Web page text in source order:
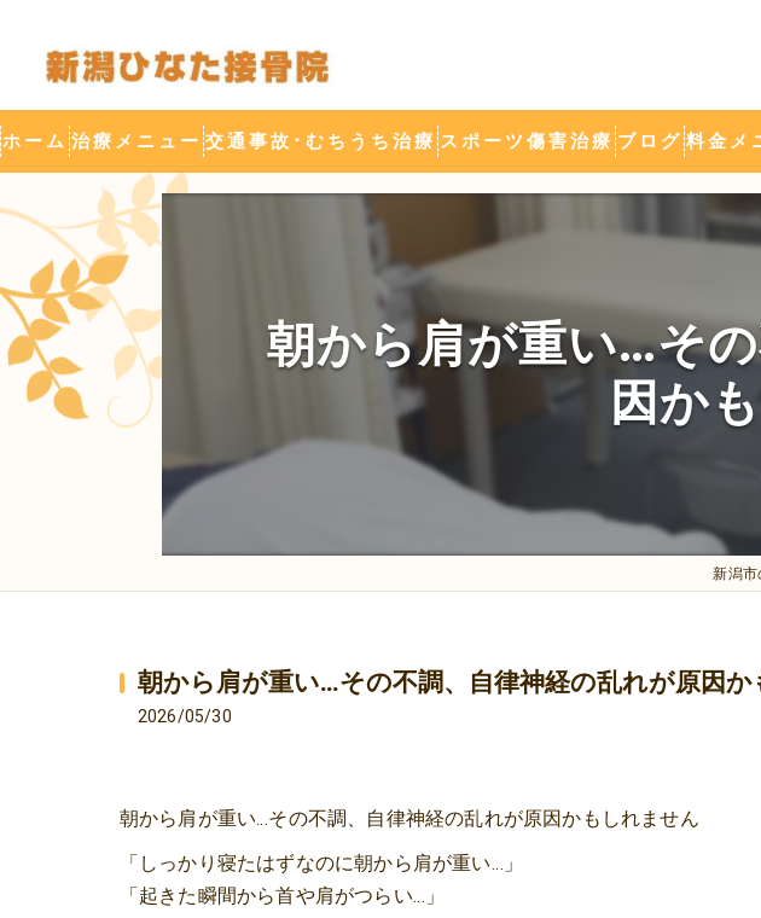
ホーム 治療メニュー
背骨ゆらし整体(DRT整体) 酸素カプセル ミトコンドリア活性化
けがの治療
疲労回復
交通事故･むちうち治療 スポーツ傷害治療 ブログ 料金メ
施術
朝から肩が重い…そ
因か
新潟市
朝から肩が重い…その不調、自律神経の乱れが原因
2026/05/30
朝から肩が重い…その不調、自律神経の乱れが原因かもしれません
「しっかり寝たはずなのに朝から肩が重い…」
「起きた瞬間から首や肩がつらい…」